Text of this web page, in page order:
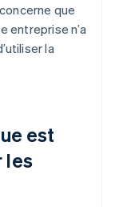
que
entreprise n’a
la
est
les